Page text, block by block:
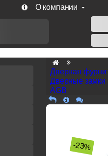
О компании
7% при заказе от 50 тыс.
Дверная
Дверные замки
AGB
-23%